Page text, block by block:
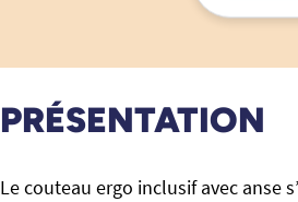
PRÉSENTATION
Le couteau ergo inclusif avec anse